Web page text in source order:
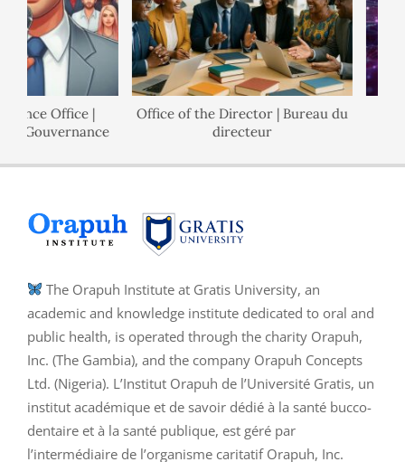
Office |
Gouvernance
Office of the Director | Bureau du
directeur
The Orapuh Institute at Gratis University, an
academic and knowledge institute dedicated to oral and
public health, is operated through the charity Orapuh,
Inc. (The Gambia), and the company Orapuh Concepts
Ltd. (Nigeria). L’Institut Orapuh de l’Université Gratis, un
institut académique et de savoir dédié à la santé bucco-
dentaire et à la santé publique, est géré par
l’intermédiaire de l’organisme caritatif Orapuh, Inc.